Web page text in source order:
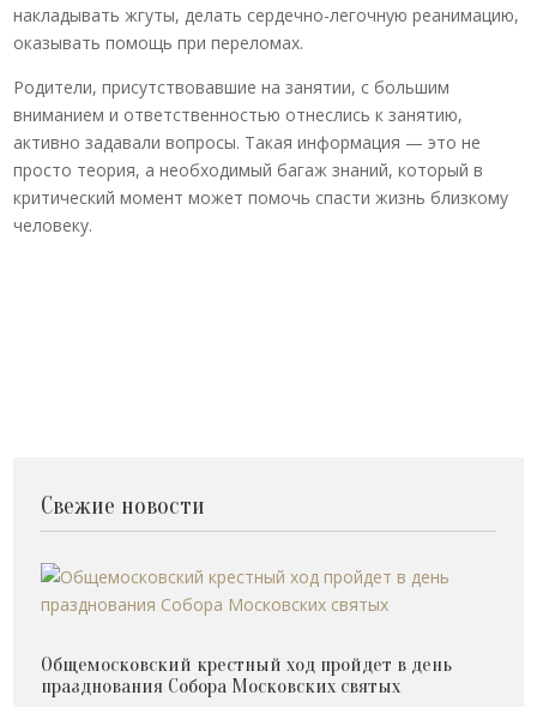
накладывать жгуты, делать сердечно-легочную реанимацию,
оказывать помощь при переломах.
Родители, присутствовавшие на занятии, с большим
вниманием и ответственностью отнеслись к занятию,
активно задавали вопросы. Такая информация — это не
просто теория, а необходимый багаж знаний, который в
критический момент может помочь спасти жизнь близкому
человеку.
Свежие новости
Общемосковский крестный ход пройдет в день
празднования Собора Московских святых